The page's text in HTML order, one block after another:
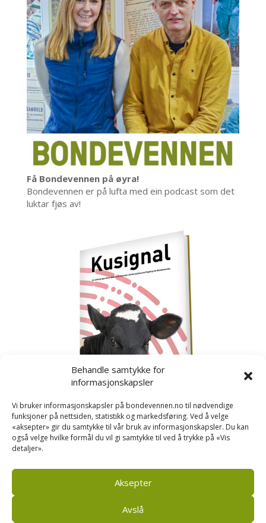
Behandle samtykke for
informasjonskapsler
Vi bruker informasjonskapsler på bondevennen.no til nødvendige
funksjoner på nettsiden, statistikk og markedsføring. Ved å velge
«aksepter» gir du samtykke til vår bruk av informasjonskapsler. Du kan
også velge hvilke formål du vil gi samtykke til ved å trykke på «Vis
detaljer».
Aksepter
Avslå
Få Bondevennen på øyra!
Bondevennen er på lufta med ein podcast som det
luktar fjøs av!
Kusignal